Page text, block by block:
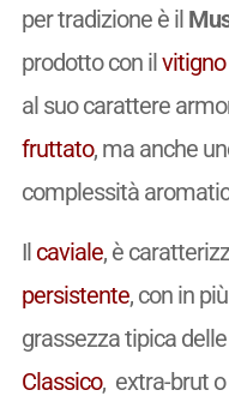
per tradizione è il
prodotto con ilvitigno
al suo carattere
fruttato, ma anche
complessità
Il caviale, è
persistente, con in
grassezza tipica delle
Classico, extra-brut o